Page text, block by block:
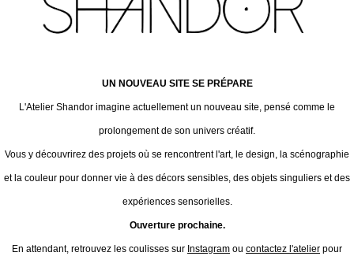
UN NOUVEAU SITE SE PRÉPARE
L'Atelier Shandor imagine actuellement un nouveau site, pensé comme le
prolongement de son univers créatif.
Vous y découvrirez des projets où se rencontrent l'art, le design, la scénographie
et la couleur pour donner vie à des décors sensibles, des objets singuliers et des
expériences sensorielles.
Ouverture prochaine.
En attendant, retrouvez les coulisses sur Instagram ou contactez l'atelier pour